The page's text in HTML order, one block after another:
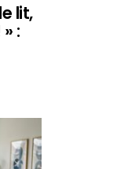
lit,
: